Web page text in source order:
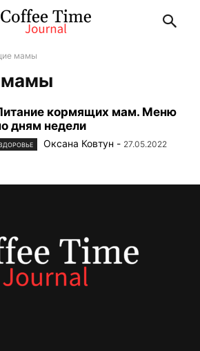
мамы
кормящих мам. Меню
дням недели
Оксана Ковтун - 27.05.2022